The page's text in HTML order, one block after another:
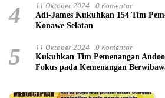
4 11 Oktober 2024 0 Komentar
Adi-James Kukuhkan 154 Tim
Konawe Selatan
5 11 Oktober 2024 0 Komentar
Kukuhkan Tim Pemenangan
Fokus pada Kemenangan